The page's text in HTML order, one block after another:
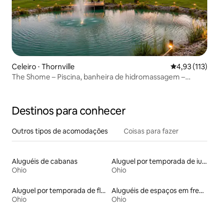
Celeiro ⋅ Thornville 4,93 de uma
4,93 (113)
The Shome – Piscina, banheira de hidromassagem –
Destinos para conhecer
Outros tipos de acomodações Coisas para fazer
Aluguéis de cabanas
Ohio
Aluguel por temporada de iurtas
Ohio
Aluguel por temporada de flats
Ohio
Aluguéis de espaços em frente à praia
Ohio